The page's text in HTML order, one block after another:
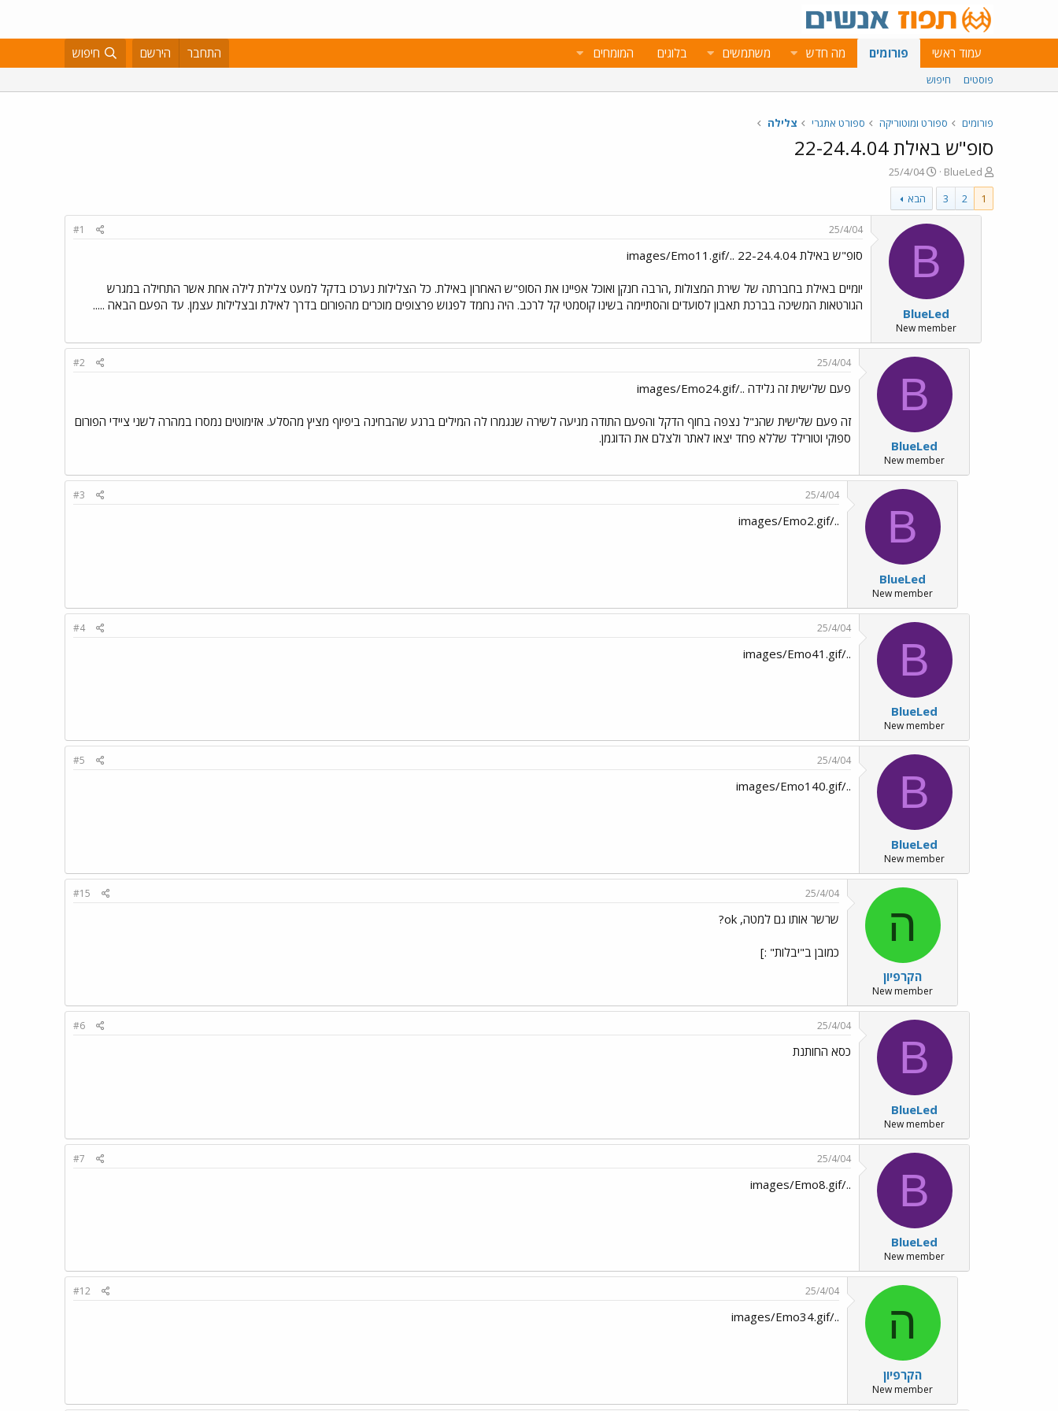
עמוד ראשי פורומים מה חדש משתמשים בלוגים המומחים התחבר הירשם חיפוש
פוסטים חיפוש
פורומים ספורט ומוטוריקה ספורט אתגרי צלילה
סופ"ש באילת 22-24.4.04
פ
ו
ת
ח
BlueLed
פ
ו
ר
ס
ם
ת
א
י
ך
25/4/04
1
2
3 הבא
B
BlueLed
New member
25/4/04
#1
סופ"ש באילת 22-24.4.04 ../images/Emo11.gif
יומיים באילת בחברתה של שירת המצולות ,הרבה חנקן ואוכל אפיינו את הסופ"ש האחרון באילת. כל הצלילות נערכו בדקל למעט צלילת לילה אחת אשר התחילה במגרש
הגורטאות המשיכה בברכת תאבון לסועדים והסתיימה בשינו קוסמטי קל לרכב. היה נחמד לפגוש פרצופים מוכרים מהפורום בדרך לאילת ובצלילות עצמן. עד הפעם הבאה .....
B
BlueLed
New member
25/4/04
#2
פעם שלישית זה גלידה ../images/Emo24.gif
זה פעם שלישית שהנ"ל נצפה בחוף הדקל והפעם התודה מגיעה לשירה שנגמרו לה המילים ברגע שהבחינה ביפיוף מציץ מהסלע. אזימוטים נמסרו במהרה לשני ציידי הפורום
ספוקי וטורילד שללא פחד יצאו לאתר ולצלם את הדוגמן.
B
BlueLed
New member
25/4/04
#3
../images/Emo2.gif
B
BlueLed
New member
25/4/04
#4
../images/Emo41.gif
B
BlueLed
New member
25/4/04
#5
../images/Emo140.gif
ה
הקרפיון
New member
25/4/04
#15
שרשר אותו גם למטה, ok?
כמובן ב"יבלות" :]
B
BlueLed
New member
25/4/04
#6
כסא החותנת
B
BlueLed
New member
25/4/04
#7
../images/Emo8.gif
ה
הקרפיון
New member
25/4/04
#12
../images/Emo34.gif